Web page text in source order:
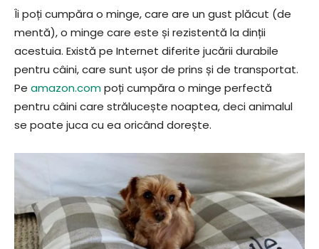
Îi poți cumpăra o minge, care are un gust plăcut (de
mentă), o minge care este și rezistentă la dinții
acestuia. Există pe Internet diferite jucării durabile
pentru câini, care sunt ușor de prins și de transportat.
Pe amazon.compoți cumpăra o minge perfectă
pentru câini care strălucește noaptea, deci animalul
se poate juca cu ea oricând dorește.